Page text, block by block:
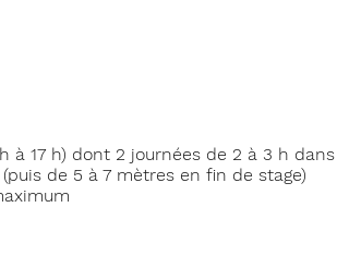
à 17 h) dont 2 journées de 2 à 3 h dans
de 5 à 7 mètres en fin de stage)